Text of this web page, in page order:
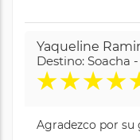
Yaqueline
Destino: Soacha
★★★★
Agradezco por su